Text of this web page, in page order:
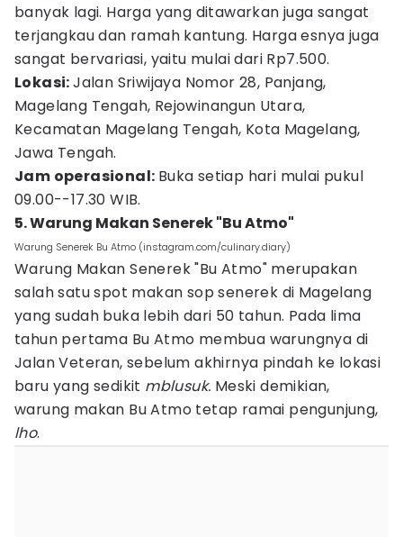
banyak lagi. Harga yang ditawarkan juga sangat
terjangkau dan ramah kantung. Harga esnya juga
sangat bervariasi, yaitu mulai dari Rp7.500.
Lokasi:Jalan Sriwijaya Nomor 28, Panjang,
Magelang Tengah, Rejowinangun Utara,
Kecamatan Magelang Tengah, Kota Magelang,
Jawa Tengah.
Jam operasional: Buka setiap hari mulai pukul
09.00--17.30 WIB.
5. Warung Makan Senerek "Bu Atmo"
Warung Senerek Bu Atmo (instagram.com/culinary.diary)
Warung Makan Senerek "Bu Atmo" merupakan
salah satu spot makan sop senerek di Magelang
yang sudah buka lebih dari 50 tahun. Pada lima
tahun pertama Bu Atmo membua warungnya di
Jalan Veteran, sebelum akhirnya pindah ke lokasi
baru yang sedikit mblusuk. Meski demikian,
warung makan Bu Atmo tetap ramai pengunjung,
lho.